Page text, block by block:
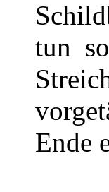
tun
Ende